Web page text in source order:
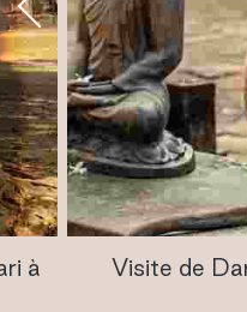
à Visite de